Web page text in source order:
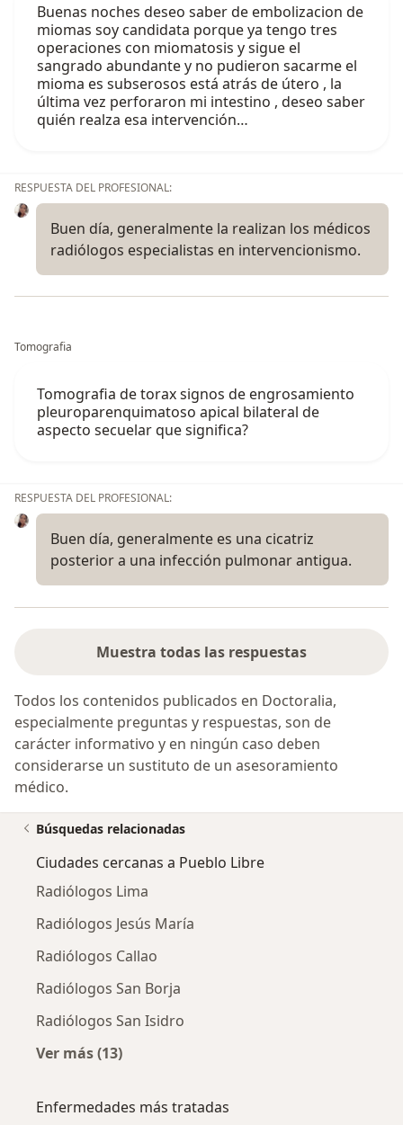
Buenas noches deseo saber de embolizacion de
miomas soy candidata porque ya tengo tres
operaciones con miomatosis y sigue el
sangrado abundante y no pudieron sacarme el
mioma es subserosos está atrás de útero , la
última vez perforaron mi intestino , deseo saber
quién realza esa intervención…
RESPUESTA DEL PROFESIONAL:
Buen día, generalmente la realizan los médicos
radiólogos especialistas en intervencionismo.
Tomografia
Tomografia de torax signos de engrosamiento
pleuroparenquimatoso apical bilateral de
aspecto secuelar que significa?
RESPUESTA DEL PROFESIONAL:
Buen día, generalmente es una cicatriz
posterior a una infección pulmonar antigua.
Muestra todas las respuestas
Todos los contenidos publicados en Doctoralia,
especialmente preguntas y respuestas, son de
carácter informativo y en ningún caso deben
considerarse un sustituto de un asesoramiento
médico.
Búsquedas relacionadas
Ciudades cercanas a Pueblo Libre
Radiólogos Lima
Radiólogos Jesús María
Radiólogos Callao
Radiólogos San Borja
Radiólogos San Isidro
Ver más (13)
Enfermedades más tratadas